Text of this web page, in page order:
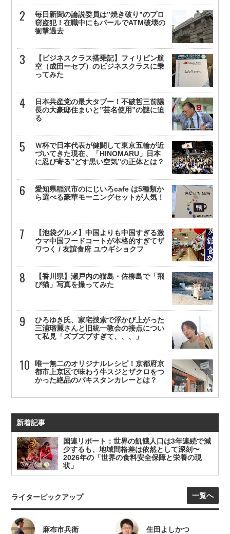
毎日新聞の論説委員は”焼き破り”のプロ
窃盗犯！在職中にもバールでATM破壊の
衝撃過去
【ビジネスクラス搭乗記】フィリピン航
空（成田ーセブ）のビジネスクラスに乗
ってみた
日本共産党の最大タブー！不破哲三前議
長の大豪邸住まいと”芸名使用”の謎に迫
る
Ｗ杯で日本代表が健闘して東京五輪が近
づいてきた現在、「HINOMARU」日本
に忍び寄る”どす黒い空気”の正体とは？
愛知県稲沢市のにじいろcafe は5種類か
ら選べる豪華モーニングセットが人気！
【池袋グルメ】中国よりも中国すぎる激
ウマ中国フードコートが本格的すぎてザ
ワつく / 友誼食府 ユウギショクフ
【香川県】瀬戸内の猫島・佐柳島で「飛
び猫」写真を撮ってみた
ひろゆき氏、家宅捜索で浮かび上がった
三浦瑠麗さんと旧統一教会の接点につい
て私見「ズブズブすぎて、、、」
唯一無二のオリジナルレシピ！京都府京
都市上京区で味わう牛スジとザクロをつ
かった絶品のパキスタンカレーとは？
新着記事
国連リポート：世界の飢餓人口は3年連続で減
少するも、地域間格差は依然として深刻〜
2026年の「世界の食料安全保障と栄養の現
状」
ライターピックアップ 一覧へ
麻布市兵衛 生田よしかつ